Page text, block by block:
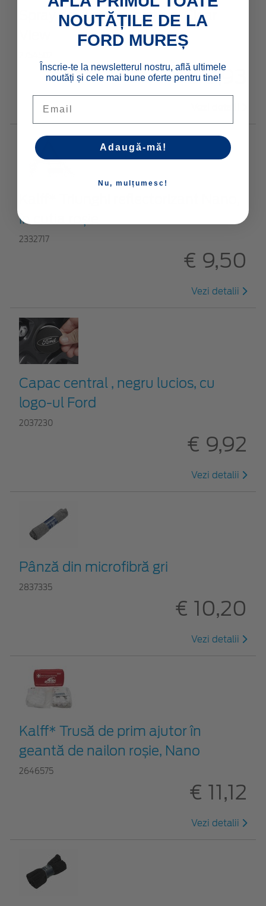
Spray de curățare a sticlei Clear
€ 8,93
în cutia roșie
2332717
€ 9,50
Vezi detalii
Capac central , negru lucios, cu
logo-ul Ford
2037230
€ 9,92
Vezi detalii
Pânză din microfibră gri
2837335
€ 10,20
Vezi detalii
Kalff* Trusă de prim ajutor în
geantă de nailon roșie, Nano
2646575
€ 11,12
Vezi detalii
NOUTĂȚILE DE LA
FORD MUREȘ
Înscrie-te la newsletterul nostru, află ultimele
noutăți și cele mai bune oferte pentru tine!
Adaugă-mă!
Nu, mulțumesc!